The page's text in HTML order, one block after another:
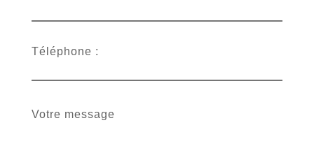
Téléphone :
Votre message